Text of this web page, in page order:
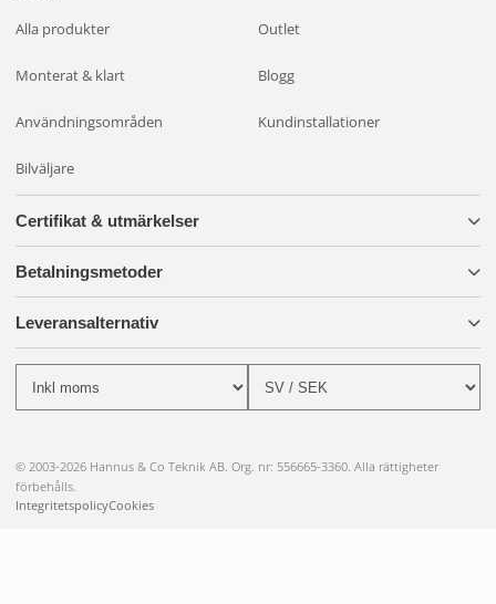
Alla produkter Outlet
Monterat & klart Blogg
Användningsområden Kundinstallationer
Bilväljare
Certifikat & utmärkelser
Betalningsmetoder
Leveransalternativ
© 2003-2026 Hannus & Co Teknik AB. Org. nr: 556665-3360. Alla rättigheter
förbehålls.
IntegritetspolicyCookies